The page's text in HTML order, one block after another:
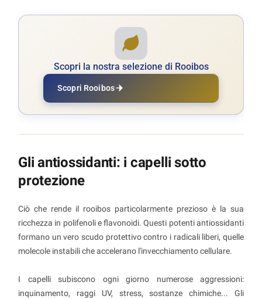
Scopri la nostra selezione di Rooibos
Scopri Rooibos
Gli antiossidanti: i capelli sotto
protezione
Ciò che rende il rooibos particolarmente prezioso è la sua
ricchezza in polifenoli e flavonoidi. Questi potenti antiossidanti
formano un vero scudo protettivo contro i radicali liberi, quelle
molecole instabili che accelerano l'invecchiamento cellulare.
I capelli subiscono ogni giorno numerose aggressioni:
inquinamento, raggi UV, stress, sostanze chimiche... Gli